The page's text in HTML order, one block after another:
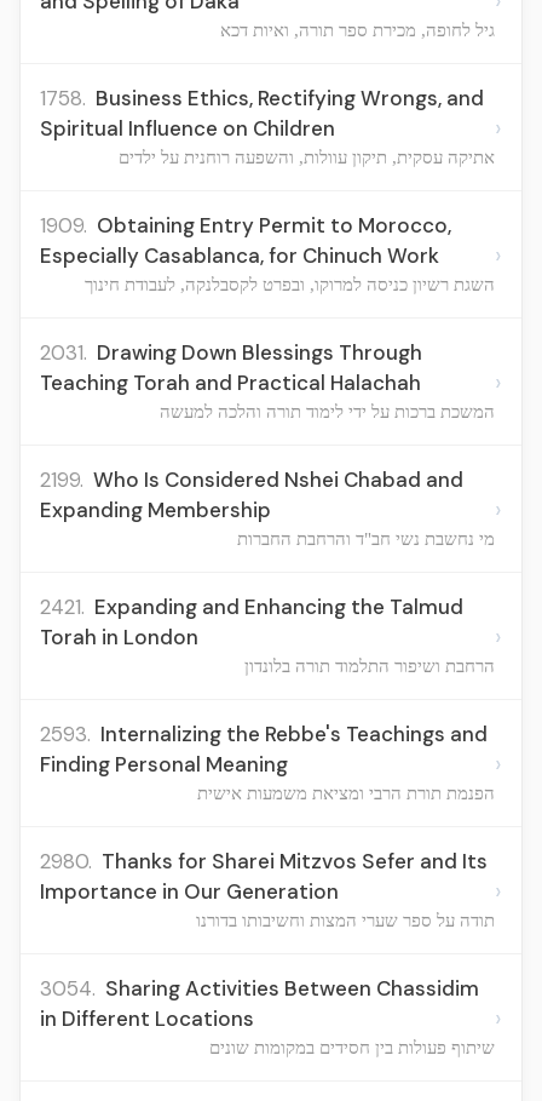
גיל לחופה, מכירת ספר תורה, ואיות דכא
1758. Business Ethics, Rectifying Wrongs, and
Spiritual Influence on Children
אתיקה עסקית, תיקון עוולות, והשפעה רוחנית על ילדים
›
1909. Obtaining Entry Permit to Morocco,
Especially Casablanca, for Chinuch Work
השגת רשיון כניסה למרוקו, ובפרט לקסבלנקה, לעבודת חינוך
›
2031. Drawing Down Blessings Through
Teaching Torah and Practical Halachah
המשכת ברכות על ידי לימוד תורה והלכה למעשה
›
2199. Who Is Considered Nshei Chabad and
Expanding Membership
מי נחשבת נשי חב"ד והרחבת החברות
›
2421. Expanding and Enhancing the Talmud
Torah in London
הרחבת ושיפור התלמוד תורה בלונדון
›
2593. Internalizing the Rebbe's Teachings and
Finding Personal Meaning
הפנמת תורת הרבי ומציאת משמעות אישית
›
2980. Thanks for Sharei Mitzvos Sefer and Its
Importance in Our Generation
תודה על ספר שערי המצות וחשיבותו בדורנו
›
3054. Sharing Activities Between Chassidim
in Different Locations
שיתוף פעולות בין חסידים במקומות שונים
›